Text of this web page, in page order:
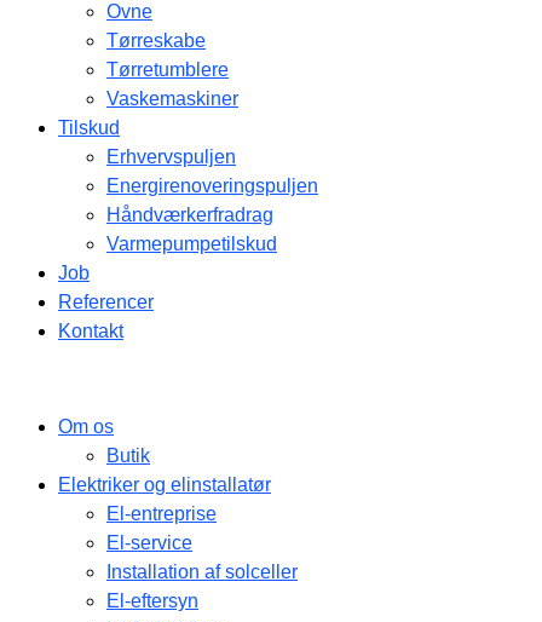
Ovne
Tørreskabe
Tørretumblere
Vaskemaskiner
Tilskud
Erhvervspuljen
Energirenoveringspuljen
Håndværkerfradrag
Varmepumpetilskud
Job
Referencer
Kontakt
Om os
Butik
Elektriker og elinstallatør
El-entreprise
El-service
Installation af solceller
El-eftersyn